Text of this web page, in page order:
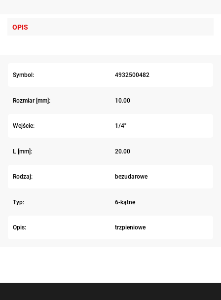
OPIS
Symbol: 4932500482
Rozmiar [mm]: 10.00
Wejście: 1/4"
L [mm]: 20.00
Rodzaj: bezudarowe
Typ: 6-kątne
Opis: trzpieniowe